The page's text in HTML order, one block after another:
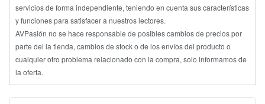
servicios de forma independiente, teniendo en cuenta sus características
y funciones para satisfacer a nuestros lectores.
AVPasión no se hace responsable de posibles cambios de precios por
parte del la tienda, cambios de stock o de los envíos del producto o
cualquier otro problema relacionado con la compra, solo informamos de
la oferta.